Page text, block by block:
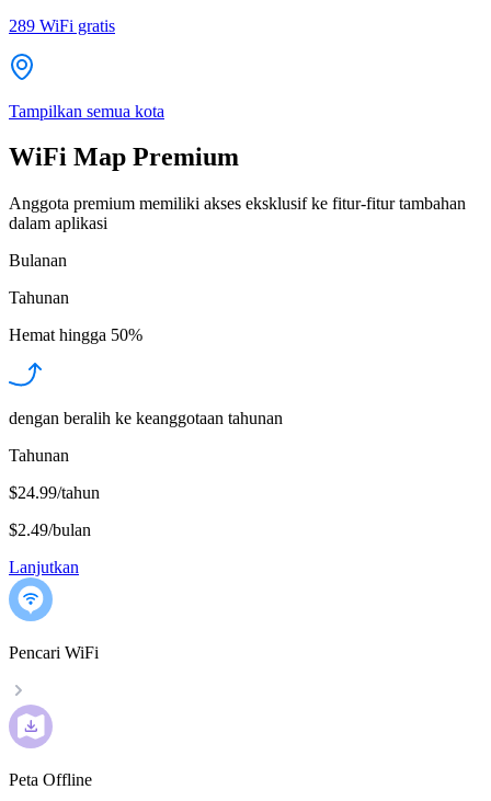
289 WiFi gratis
Tampilkan semua kota
WiFi Map Premium
Anggota premium memiliki akses eksklusif ke fitur-fitur tambahan
dalam aplikasi
Bulanan
Tahunan
Hemat hingga 50%
dengan beralih ke keanggotaan tahunan
Tahunan
$24.99/tahun
$2.49/bulan
Lanjutkan
Pencari WiFi
Peta Offline